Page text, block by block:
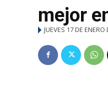
mejor
JUEVES 17 DE ENERO